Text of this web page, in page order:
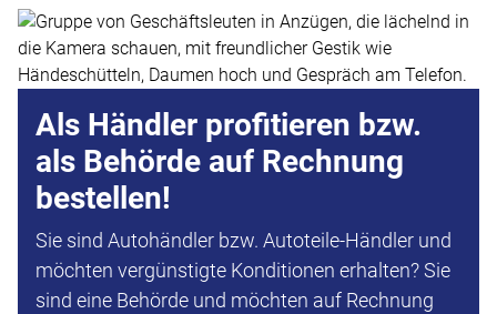
Als Händler profitieren bzw.
als Behörde auf Rechnung
bestellen!
Sie sind Autohändler bzw. Autoteile-Händler und
möchten vergünstigte Konditionen erhalten? Sie
sind eine Behörde und möchten auf Rechnung